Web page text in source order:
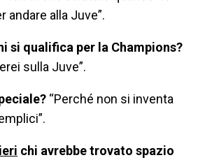
andare alla Juve”.
si qualifica per la Champions?
sulla Juve”.
“Perché non si inventa
chi avrebbe trovato spazio